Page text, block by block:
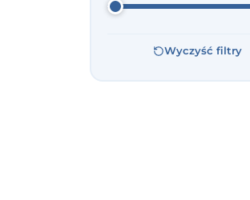
Wyczyść filtry